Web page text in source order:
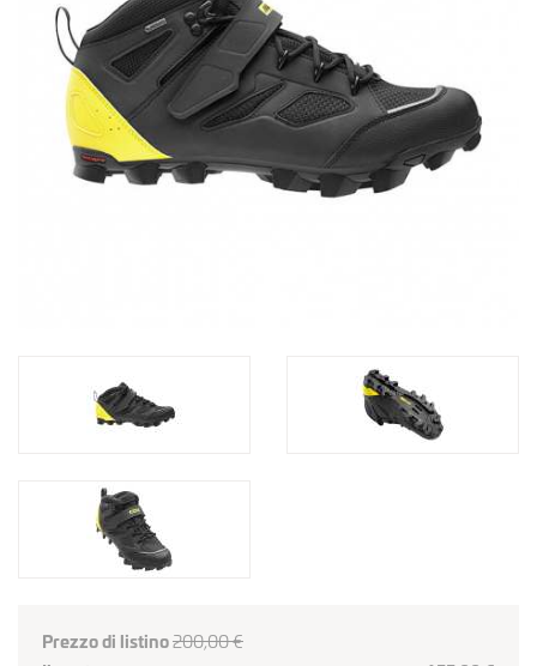
Prezzo di listino200,00 €